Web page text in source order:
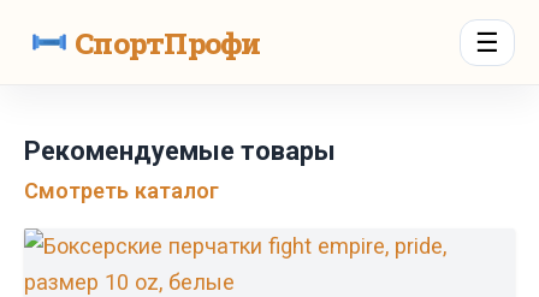
СпортПрофи ☰
Рекомендуемые товары
Смотреть каталог